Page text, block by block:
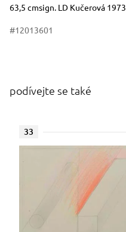
63,5 cmsign. LD Kučerová 1973
#12013601
podívejte se také
33